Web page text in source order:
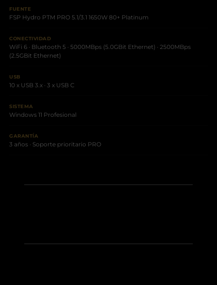
FUENTE
FSP Hydro PTM PRO 5.1/3.1 1650W 80+ Platinum
CONECTIVIDAD
WiFi 6 · Bluetooth 5 · 5000MBps (5.0GBit Ethernet) · 2500MBps
(2.5GBit Ethernet)
USB
10 x USB 3.x · 3 x USB C
SISTEMA
Windows 11 Profesional
GARANTÍA
3 años · Soporte prioritario PRO